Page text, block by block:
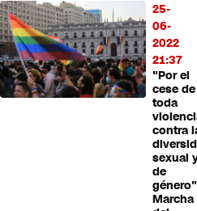
25-
06-
2022
21:37
"Por el
cese de
toda
contra
sexual
de
Marcha